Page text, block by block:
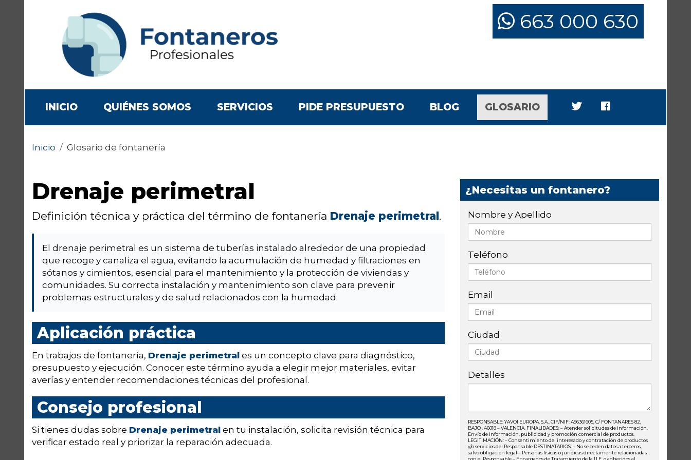
663 000 630
INICIO(CURRENT)
QUIÉNES SOMOS SERVICIOS PIDE PRESUPUESTO BLOG GLOSARIO
Inicio / Glosario de fontanería
Drenaje perimetral
Definición técnica y práctica del término de fontanería Drenaje perimetral .
El drenaje perimetral es un sistema de tuberías instalado alrededor de una propiedad
que recoge y canaliza el agua, evitando la acumulación de humedad y filtraciones en
sótanos y cimientos, esencial para el mantenimiento y la protección de viviendas y
comunidades. Su correcta instalación y mantenimiento son clave para prevenir
problemas estructurales y de salud relacionados con la humedad.
Aplicación práctica
En trabajos de fontanería, Drenaje perimetral es un concepto clave para diagnóstico,
presupuesto y ejecución. Conocer este término ayuda a elegir mejor materiales, evitar
averías y entender recomendaciones técnicas del profesional.
Consejo profesional
Si tienes dudas sobre Drenaje perimetral en tu instalación, solicita revisión técnica para
verificar estado real y priorizar la reparación adecuada.
¿Necesitas un fontanero?
Nombre y Apellido
Teléfono
Email
Ciudad
Detalles
RESPONSABLE: YAVOI EUROPA, S.A., CIF/NIF: A96361605, C/ FONTANARES 82,
BAJO , 46018 – VALENCIA. FINALIDADES: – Atender solicitudes de información.
Envío de información, publicidad y promoción comercial de productos.
LEGITIMACIÓN: – Consentimiento del interesado y contratación de productos
y/o servicios del Responsable DESTINATARIOS: – No se ceden datos a terceros,
salvo obligación legal – Personas físicas o jurídicas directamente relacionadas